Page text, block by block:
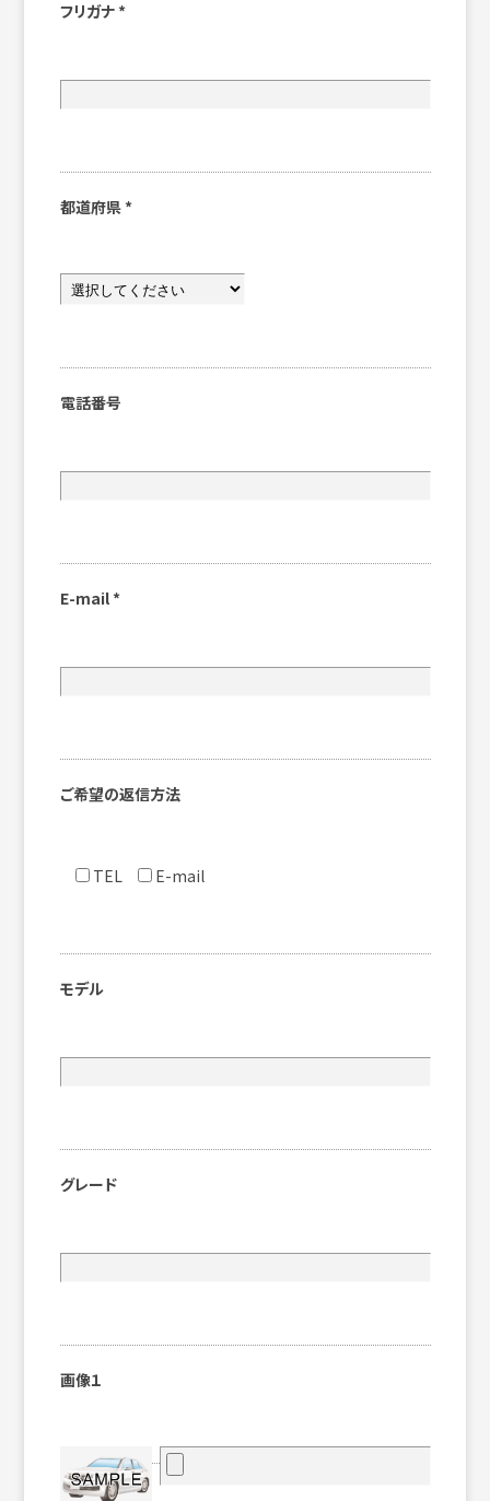
フリガナ *
都道府県 *
電話番号
E-mail *
ご希望の返信方法
TEL E-mail
モデル
グレード
画像１